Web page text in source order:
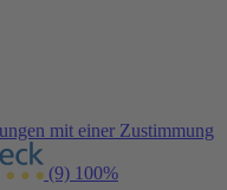
mit einer Zustimmung
(9) 100%